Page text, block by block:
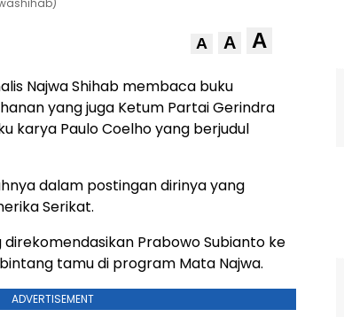
A A A
Najwa Shihab membaca buku
yang juga Ketum Partai Gerindra
karya Paulo Coelho yang berjudul
dalam postingan dirinya yang
Serikat.
direkomendasikan Prabowo Subianto ke
tamu di program Mata Najwa.
ADVERTISEMENT